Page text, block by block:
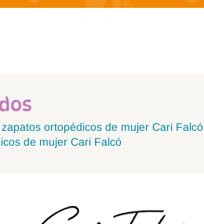
Jack & Lily
Saguaro
ortopédicos de mujer Cari Falcó
de mujer Cari Falcó